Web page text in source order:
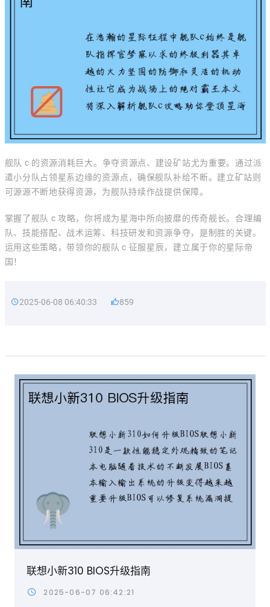
舰队 c 的资源消耗巨大。争夺资源点、建设矿站尤为重要。通过派
遣小分队占领星系边缘的资源点，确保舰队补给不断。建立矿站则
可源源不断地获得资源，为舰队持续作战提供保障。
掌握了舰队 c 攻略，你将成为星海中所向披靡的传奇舰长。合理编
队、技能搭配、战术运筹、科技研发和资源争夺，是制胜的关键。
运用这些策略，带领你的舰队 c 征服星辰，建立属于你的星际帝
国！
2025-06-08 06:40:33 859
联想小新310 BIOS升级指南
2025-06-07 06:42:21